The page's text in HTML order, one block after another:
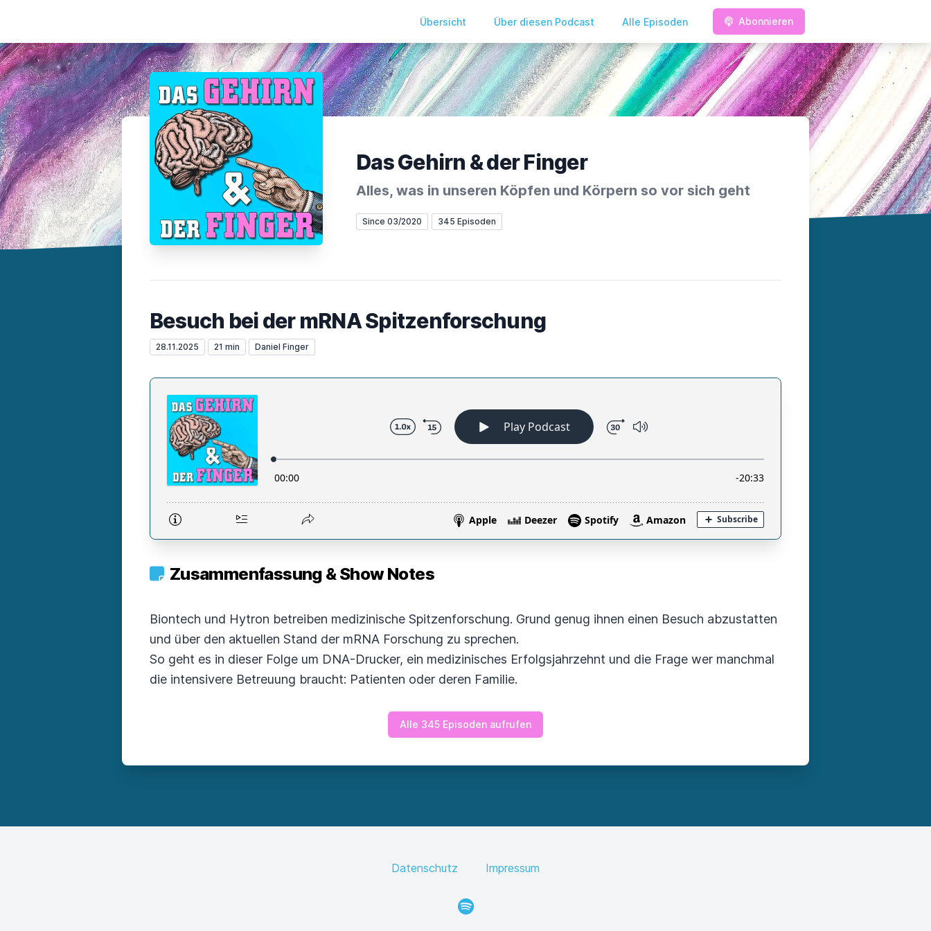
Übersicht Über diesen Podcast Alle Episoden Abonnieren
Das Gehirn & der Finger
Alles, was in unseren Köpfen und Körpern so vor sich geht
Since 03/2020 345 Episoden
Besuch bei der mRNA Spitzenforschung
28.11.2025 21 min Daniel Finger
Zusammenfassung & Show Notes
Biontech und Hytron betreiben medizinische Spitzenforschung. Grund genug ihnen einen Besuch abzustatten
und über den aktuellen Stand der mRNA Forschung zu sprechen.
So geht es in dieser Folge um DNA-Drucker, ein medizinisches Erfolgsjahrzehnt und die Frage wer manchmal
die intensivere Betreuung braucht: Patienten oder deren Familie.
Alle 345 Episoden aufrufen
Datenschutz Impressum
Spotify